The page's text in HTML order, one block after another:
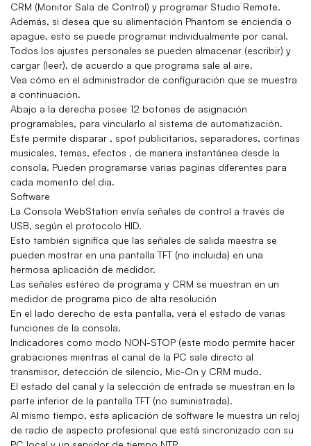
CRM (Monitor Sala de Control) y programar Studio Remote.
Además, si desea que su alimentación Phantom se encienda o
apague, esto se puede programar individualmente por canal.
Todos los ajustes personales se pueden almacenar (escribir) y
cargar (leer), de acuerdo a que programa sale al aire.
Vea cómo en el administrador de configuración que se muestra
a continuación.
Abajo a la derecha posee 12 botones de asignación
programables, para vincularlo al sistema de automatización.
Este permite disparar , spot publicitarios, separadores, cortinas
musicales, temas, efectos , de manera instantánea desde la
consola. Pueden programarse varias paginas diferentes para
cada momento del dia.
Software
La Consola WebStation envía señales de control a través de
USB, según el protocolo HID.
Esto también significa que las señales de salida maestra se
pueden mostrar en una pantalla TFT (no incluida) en una
hermosa aplicación de medidor.
Las señales estéreo de programa y CRM se muestran en un
medidor de programa pico de alta resolución
En el lado derecho de esta pantalla, verá el estado de varias
funciones de la consola.
Indicadores como modo NON-STOP (este modo permite hacer
grabaciones mientras el canal de la PC sale directo al
transmisor, detección de silencio, Mic-On y CRM mudo.
El estado del canal y la selección de entrada se muestran en la
parte inferior de la pantalla TFT (no suministrada).
Al mismo tiempo, esta aplicación de software le muestra un reloj
de radio de aspecto profesional que está sincronizado con su